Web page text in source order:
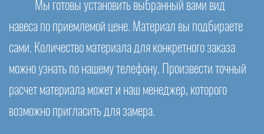
Мы готовы установить выбранный вами вид
навеса по приемлемой цене. Материал вы подбираете
сами. Количество материала для конкретного заказа
можно узнать по нашему телефону. Произвести точный
расчет материала может и наш менеджер, которого
возможно пригласить для замера.